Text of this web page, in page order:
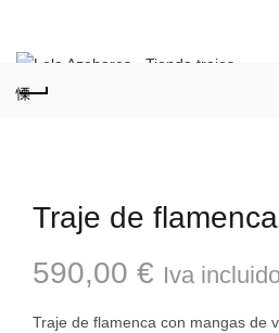
Traje de
590,00 € Iva
Traje de flamenca con mangas de